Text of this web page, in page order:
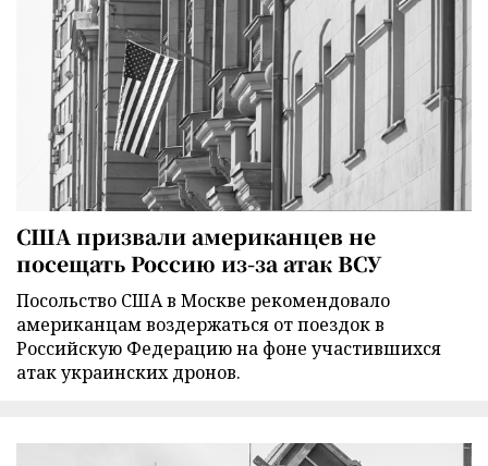
США призвали американцев не
посещать Россию из-за атак ВСУ
Посольство США в Москве рекомендовало
американцам воздержаться от поездок в
Российскую Федерацию на фоне участившихся
атак украинских дронов.